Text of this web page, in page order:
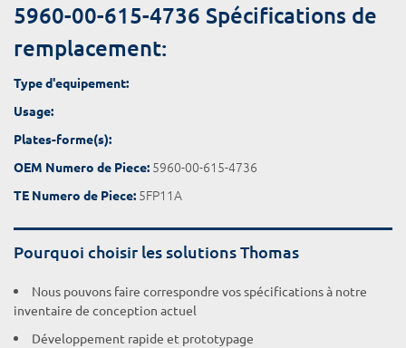
5960-00-615-4736 Spécifications de
remplacement:
Type d'equipement:
Usage:
Plates-forme(s):
OEM Numero de Piece: 5960-00-615-4736
TE Numero de Piece: 5FP11A
Pourquoi choisir les solutions Thomas
Nous pouvons faire correspondre vos spécifications à notre
inventaire de conception actuel
Développement rapide et prototypage